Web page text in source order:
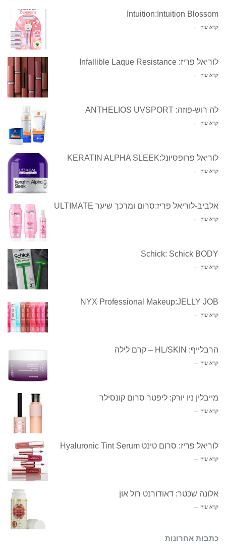
Intuition:Intuition Blossom
קרא עוד ←
לוריאל פריז: Infallible Laque Resistance
קרא עוד ←
לה רוש-פוזה: ANTHELIOS UVSPORT
קרא עוד ←
לוריאל פרופסיונל:KERATIN ALPHA SLEEK
קרא עוד ←
אלביב-לוריאל פריז:סרום ומרכך שיער ULTIMATE
קרא עוד ←
Schick: Schick BODY
קרא עוד ←
NYX Professional Makeup:JELLY JOB
קרא עוד ←
הרבלייף: HL/SKIN – קרם לילה
קרא עוד ←
מייבלין ניו יורק: ליפטר סרום קונסילר
קרא עוד ←
לוריאל פריז: סרום טינט Hyaluronic Tint Serum
קרא עוד ←
אלונה שכטר: דאודורנט רול און
קרא עוד ←
כתבות אחרונות